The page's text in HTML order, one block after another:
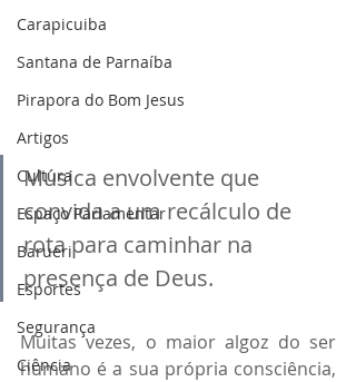
Carapicuiba
Santana de Parnaíba
Pirapora do Bom Jesus
Artigos
Cultura
Espaço Parlamentar
Barueri
Esportes
Segurança
Ciência
Música envolvente que
convida a um recálculo de
rota para caminhar na
presença de Deus.
Muitas vezes, o maior algoz do ser
humano é a sua própria consciência,